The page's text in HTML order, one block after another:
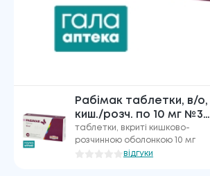
Рабімак таблетки, в/о,
киш./розч. по 10 мг №30
(15х2)
таблетки, вкриті кишково-
розчинною оболонкою 10 мг
відгуки